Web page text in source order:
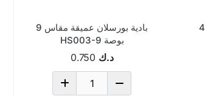
بادية بورسلان عميقة مقاس 9
بوصة HS003-9
د.ك 0.750